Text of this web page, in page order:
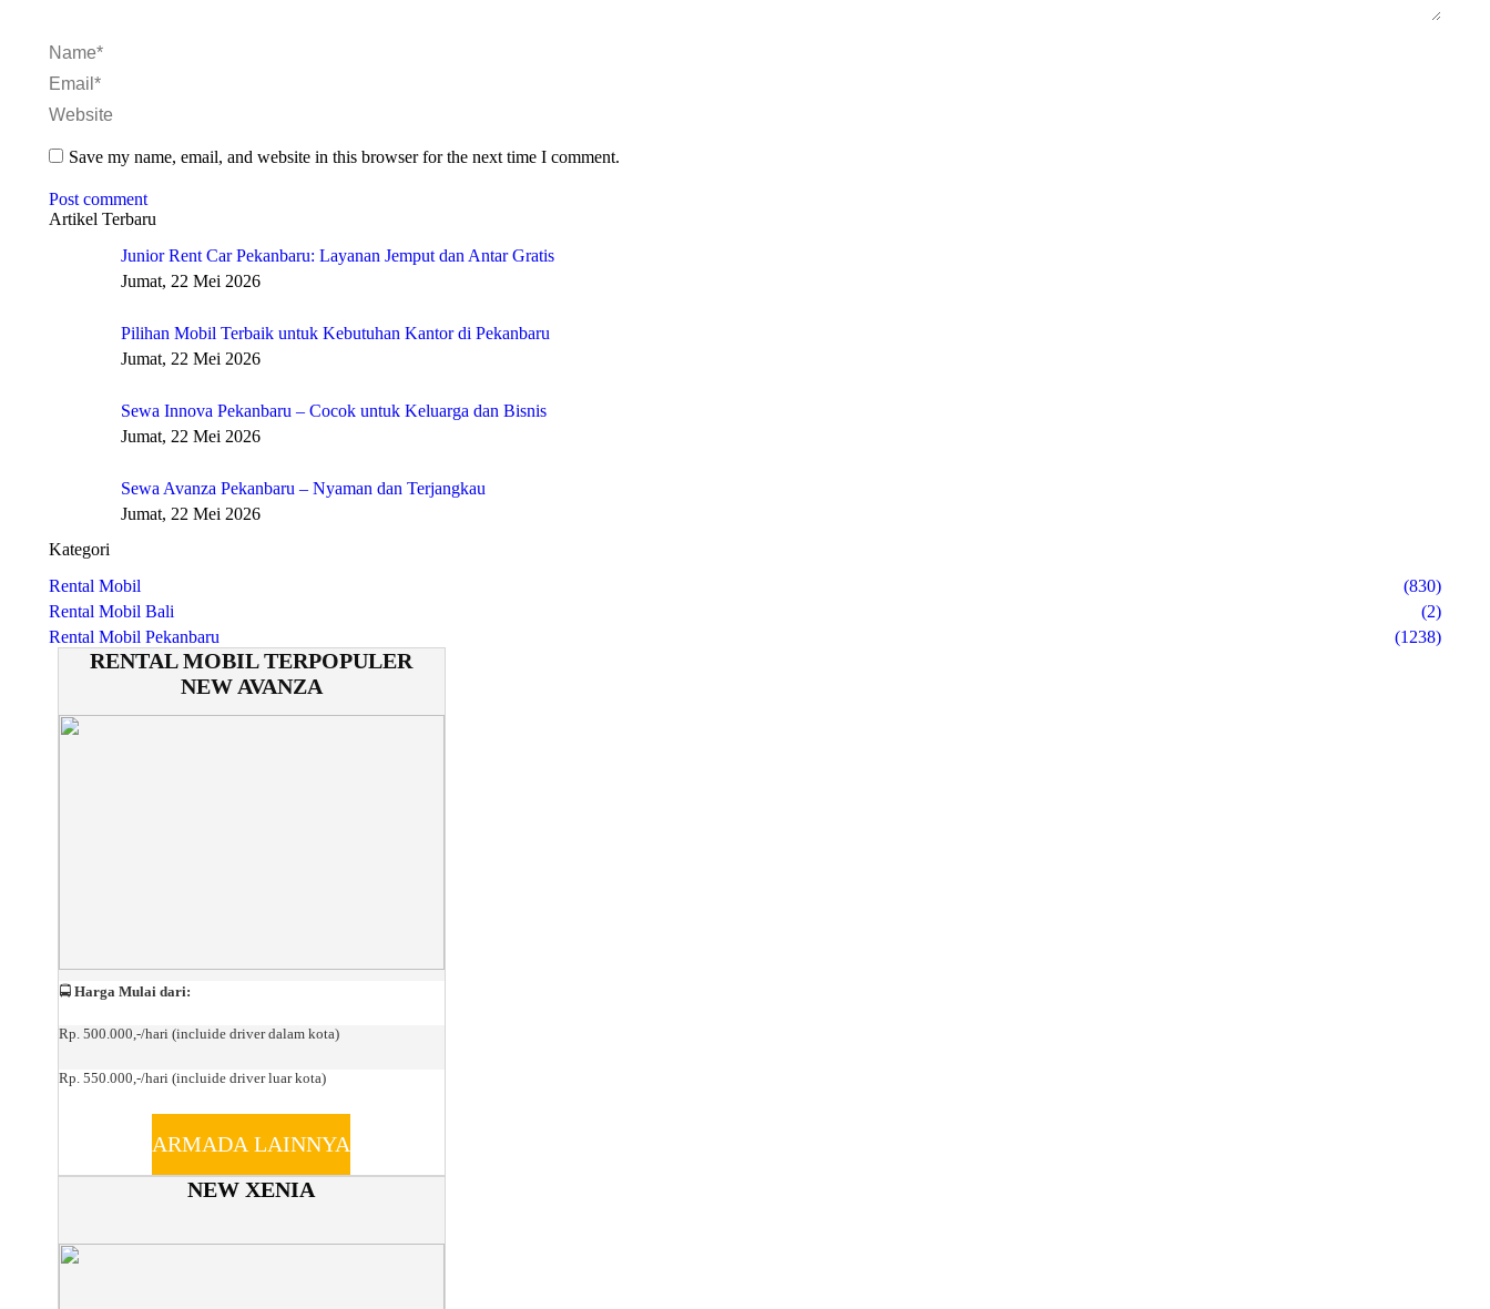
Name *
Email *
Website
Save my name, email, and website in this browser for the next time I comment.
Post comment
Artikel Terbaru
Junior Rent Car Pekanbaru: Layanan Jemput dan Antar Gratis
Jumat, 22 Mei 2026
Pilihan Mobil Terbaik untuk Kebutuhan Kantor di Pekanbaru
Jumat, 22 Mei 2026
Sewa Innova Pekanbaru – Cocok untuk Keluarga dan Bisnis
Jumat, 22 Mei 2026
Sewa Avanza Pekanbaru – Nyaman dan Terjangkau
Jumat, 22 Mei 2026
Kategori
Rental Mobil
(830)
Rental Mobil Bali
(2)
Rental Mobil Pekanbaru
(1238)
RENTAL MOBIL TERPOPULER
NEW AVANZA
🚍 Harga Mulai dari:
Rp. 500.000,-/hari (incluide driver dalam kota)
Rp. 550.000,-/hari (incluide driver luar kota)
ARMADA LAINNYA
NEW XENIA